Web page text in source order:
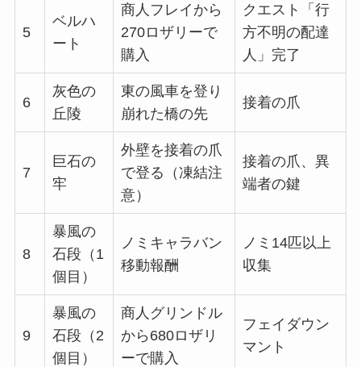
5
ベルハ
ート
商人フレイから
270ロザリーで
購入
クエスト「行
方不明の配達
人」完了
6
灰色の
丘陵
東の風車を登り
崩れた橋の先
接着の爪
7
巨石の
牢
外壁を接着の爪
で登る（凍結注
意）
接着の爪、異
端者の鍵
8
暴風の
石段（1
個目）
ノミキャラバン
移動報酬
ノミ14匹以上
収集
9
暴風の
石段（2
個目）
商人グリンドル
から680ロザリ
ーで購入
フェイダウン
マント